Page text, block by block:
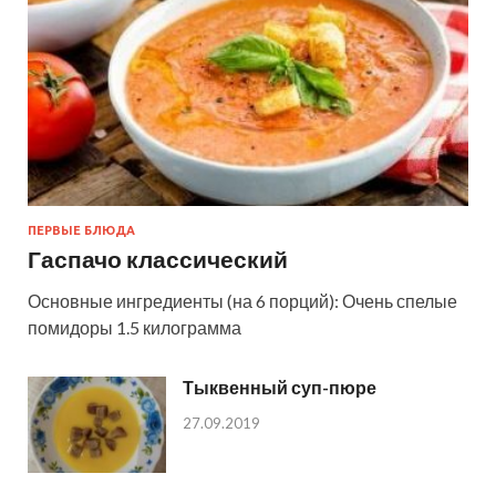
ПЕРВЫЕ БЛЮДА
Гаспачо классический
Основные ингредиенты (на 6 порций): Очень спелые
помидоры 1.5 килограмма
Тыквенный суп-пюре
27.09.2019